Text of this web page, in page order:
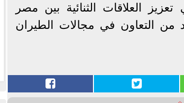
العلاقات الثنائية بين مصر
من التعاون في مجالات الطيران